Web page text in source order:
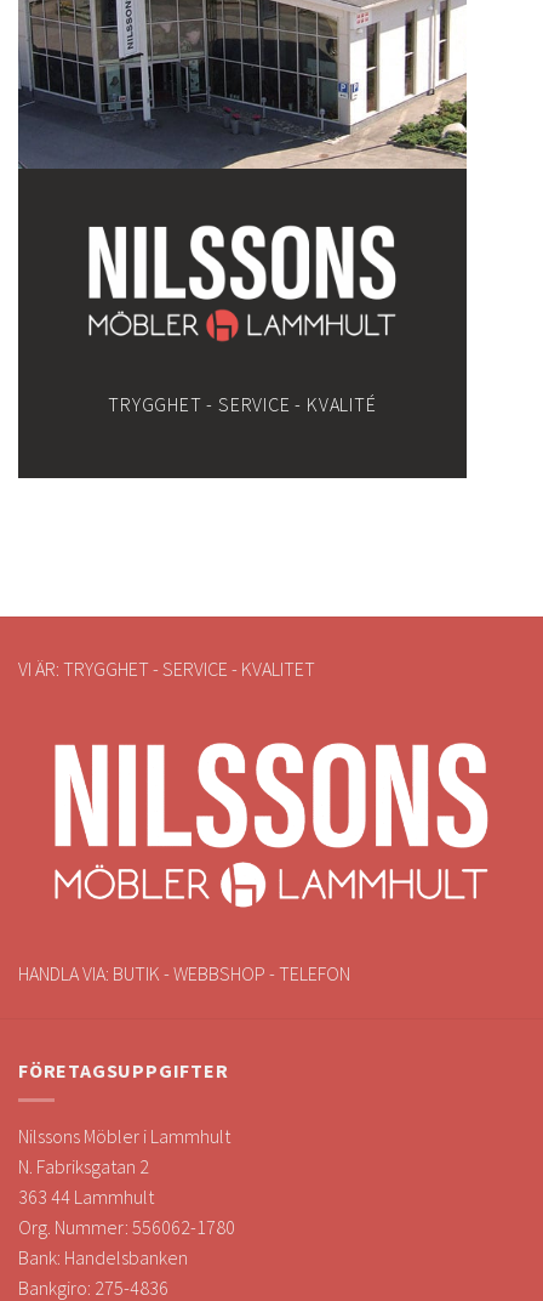
TRYGGHET - SERVICE - KVALITÉ
VI ÄR: TRYGGHET - SERVICE - KVALITET
HANDLA VIA: BUTIK - WEBBSHOP - TELEFON
FÖRETAGSUPPGIFTER
Nilssons Möbler i Lammhult
N. Fabriksgatan 2
363 44 Lammhult
Org. Nummer: 556062-1780
Bank: Handelsbanken
Bankgiro: 275-4836